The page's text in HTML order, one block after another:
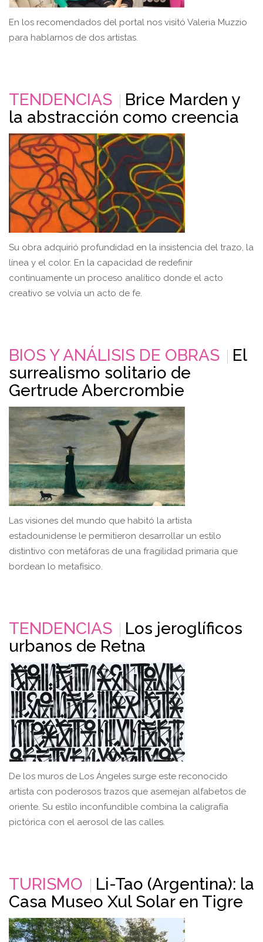
En los recomendados del portal nos visitó Valeria Muzzio
para hablarnos de dos artistas.
TENDENCIAS
Brice Marden y
la abstracción como creencia
Su obra adquirió profundidad en la insistencia del trazo, la
línea y el color. En la capacidad de redefinir
continuamente un proceso analítico donde el acto
creativo se volvía un acto de fe.
BIOS Y ANÁLISIS DE OBRAS
El
surrealismo solitario de
Gertrude Abercrombie
Las visiones del mundo que habitó la artista
estadounidense le permitieron desarrollar un estilo
distintivo con metáforas de una fragilidad primaria que
bordean lo metafísico.
TENDENCIAS
Los jeroglíficos
urbanos de Retna
De los muros de Los Ángeles surge este reconocido
artista con poderosos trazos que asemejan alfabetos de
oriente. Su estilo inconfundible combina la caligrafía
pictórica con el aerosol de las calles.
TURISMO
Li-Tao (Argentina): la
Casa Museo Xul Solar en Tigre